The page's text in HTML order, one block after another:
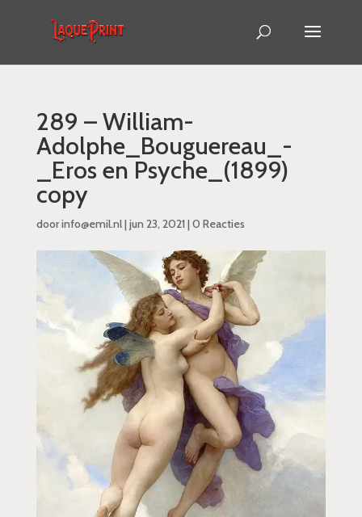
289 – William-
Adolphe_Bouguereau_-
_Eros en Psyche_(1899)
copy
doorinfo@emil.nl| jun 23, 2021 | 0 Reacties